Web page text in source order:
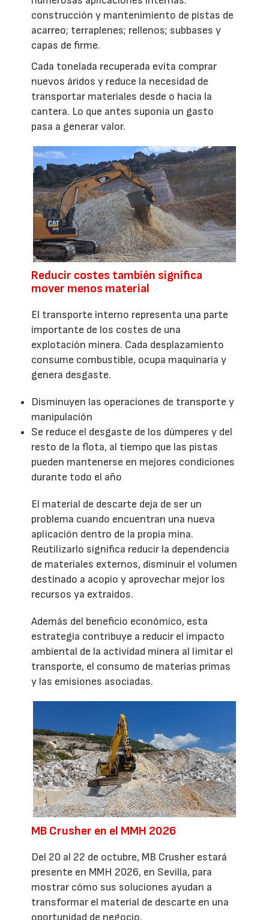
construcción y mantenimiento de pistas de
acarreo; terraplenes; rellenos; subbases y
capas de firme.
Cada tonelada recuperada evita comprar
nuevos áridos y reduce la necesidad de
transportar materiales desde o hacia la
cantera. Lo que antes suponía un gasto
pasa a generar valor.
Reducir costes también significa
mover menos material
El transporte interno representa una parte
importante de los costes de una
explotación minera. Cada desplazamiento
consume combustible, ocupa maquinaria y
genera desgaste.
Disminuyen las operaciones de transporte y
manipulación
Se reduce el desgaste de los dúmperes y del
resto de la flota, al tiempo que las pistas
pueden mantenerse en mejores condiciones
durante todo el año
El material de descarte deja de ser un
problema cuando encuentran una nueva
aplicación dentro de la propia mina.
Reutilizarlo significa reducir la dependencia
de materiales externos, disminuir el volumen
destinado a acopio y aprovechar mejor los
recursos ya extraídos.
Además del beneficio económico, esta
estrategia contribuye a reducir el impacto
ambiental de la actividad minera al limitar el
transporte, el consumo de materias primas
y las emisiones asociadas.
MB Crusher en el MMH 2026
Del 20 al 22 de octubre, MB Crusher estará
presente en MMH 2026, en Sevilla, para
mostrar cómo sus soluciones ayudan a
transformar el material de descarte en una
oportunidad de negocio.